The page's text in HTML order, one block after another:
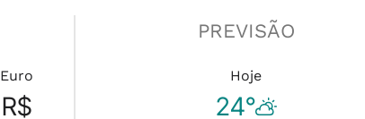
Euro
R$
PREVISÃO
Hoje
24°